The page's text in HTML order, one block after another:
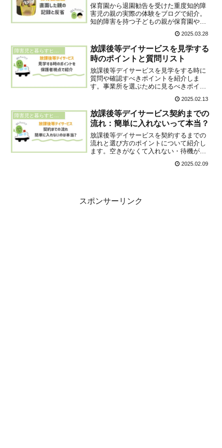
保育園から退園勧告を受けた重度知的障
害児の親の実際の体験をブログで紹介。
知的障害を持つ子どもの親が保育園や幼
対応策をまとめます。実際の退園理由や
反省点を紹介した上で解決策や保育園以
外の選択肢を紹介します。
2025.03.28
障害児と暮らすヒント
放課後等デイサービスを見学する
時のポイントと質問リスト
放課後等デイサービスを見学をする時に
質問や確認すべきポイントを紹介しま
す。事業所を選ぶために見るべきポイン
的障害児の親として放デイに何を求める
か・重視するかを明確にする必要があり
ます。
2025.02.13
障害児と暮らすヒント
放課後等デイサービス契約までの
流れ：簡単に入れないって本当？
放課後等デイサービスを契約するまでの
流れと選び方のポイントについて紹介し
ます。空きがなくて入れない・待機が多
の流れ、選び方について、放課後等デイ
2025.02.09
スポンサーリンク